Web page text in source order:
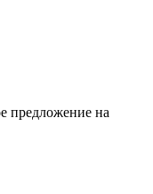
предложение на